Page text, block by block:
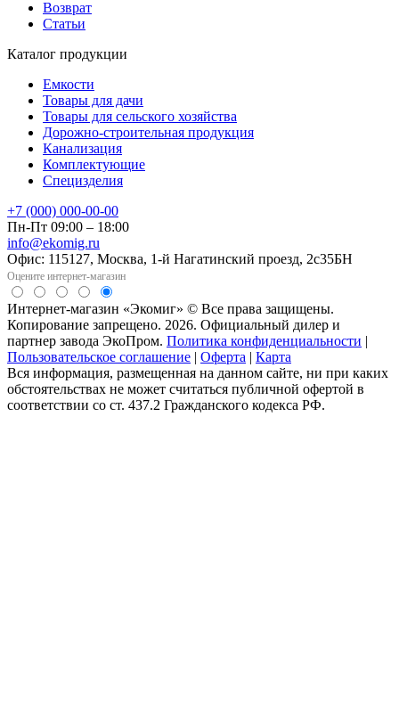
Возврат
Статьи
Каталог продукции
Емкости
Товары для дачи
Товары для сельского хозяйства
Дорожно-строительная продукция
Канализация
Комплектующие
Специзделия
+7 (000) 000-00-00
Пн-Пт 09:00 – 18:00
info@ekomig.ru
Офис: 115127, Москва, 1-й Нагатинский проезд, 2с35БН
Оцените интернет-магазин
Интернет-магазин «Экомиг» © Все права защищены.
Копирование запрещено. 2026. Официальный дилер и
партнер завода ЭкоПром. Политика конфиденциальности |
Пользовательское соглашение | Оферта | Карта
Вся информация, размещенная на данном сайте, ни при каких
обстоятельствах не может считаться публичной офертой в
соответствии со ст. 437.2 Гражданского кодекса РФ.